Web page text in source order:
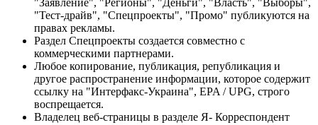
"Тест-драйв", "Спецпроекты", "Промо" публикуются на
правах рекламы.
Раздел Спецпроекты создается совместно с
коммерческими партнерами.
Любое копирование, публикация, републикация и
другое распространение информации, которое содержит
ссылку на "Интерфакс-Украина", EPA / UPG, строго
воспрещается.
Владелец веб-страницы в разделе Я- Корреспондент